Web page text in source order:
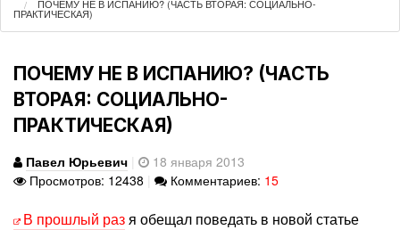
ПОЧЕМУ НЕ В ИСПАНИЮ? (ЧАСТЬ ВТОРАЯ: СОЦИАЛЬНО-
ПРАКТИЧЕСКАЯ)
ПОЧЕМУ НЕ В ИСПАНИЮ? (ЧАСТЬ
ВТОРАЯ: СОЦИАЛЬНО-
ПРАКТИЧЕСКАЯ)
Павел Юрьевич
18 января 2013
Просмотров: 12438
Комментариев: 15
В прошлый разя обещал поведать в новой статье